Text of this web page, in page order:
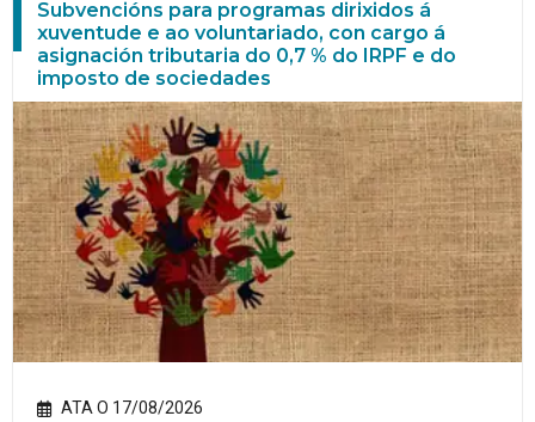
Subvencións para programas dirixidos á
xuventude e ao voluntariado, con cargo á
asignación tributaria do 0,7 % do IRPF e do
imposto de sociedades
ATA O 17/08/2026